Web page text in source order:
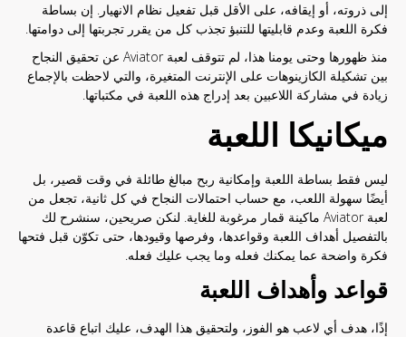
إلى ذروته، أو إيقافه، على الأقل قبل تفعيل نظام الانهيار. إن بساطة
فكرة اللعبة وعدم قابليتها للتنبؤ تجذب كل من يقرر تجربتها إلى دوامتها.
منذ ظهورها وحتى يومنا هذا، لم تتوقف لعبة Aviator عن تحقيق النجاح
بين تشكيلة الكازينوهات على الإنترنت المتغيرة، والتي لاحظت بالإجماع
زيادة في مشاركة اللاعبين بعد إدراج هذه اللعبة في مكتباتها.
ميكانيكا اللعبة
ليس فقط بساطة اللعبة وإمكانية ربح مبالغ طائلة في وقت قصير، بل
أيضًا سهولة اللعب، مع حساب احتمالات النجاح في كل ثانية، تجعل من
لعبة Aviator ماكينة قمار مرغوبة للغاية. لنكن صريحين، سنشرح لك
بالتفصيل أهداف اللعبة وقواعدها، وفرصها وقيودها، حتى تكوّن قبل فتحها
فكرة واضحة عما يمكنك فعله وما يجب عليك فعله.
قواعد وأهداف اللعبة
إذًا، هدف أي لاعب هو الفوز، ولتحقيق هذا الهدف، عليك اتباع قاعدة